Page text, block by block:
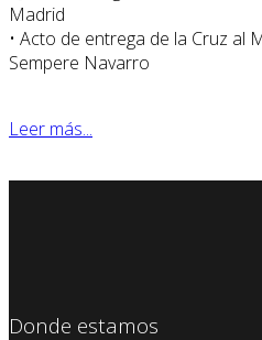
Madrid
• Acto de entrega de la Cruz al
Sempere Navarro
Leer más...
Donde estamos